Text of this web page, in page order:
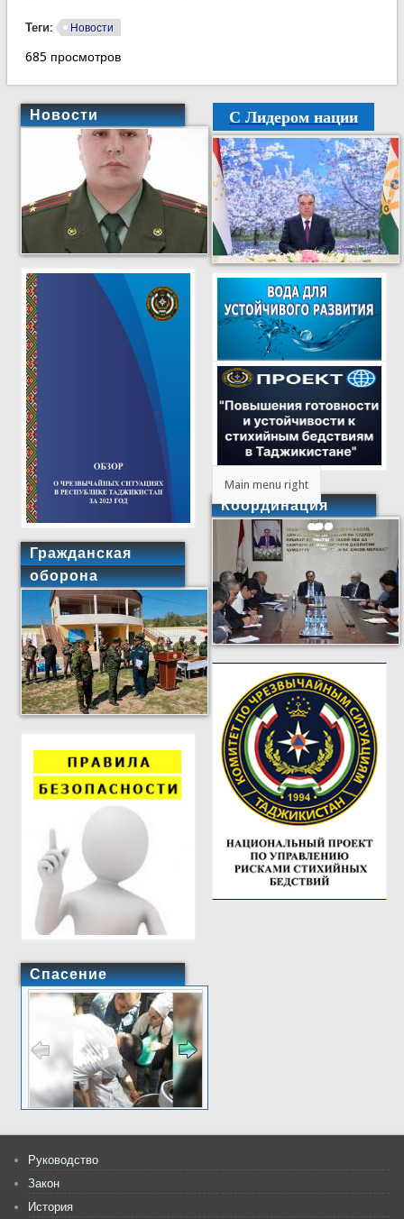
Теги: Новости
685 просмотров
Новости
Гражданская
оборона
Спасение
С Лидером нации
Main menu right
Координация
Руководство
Закон
История